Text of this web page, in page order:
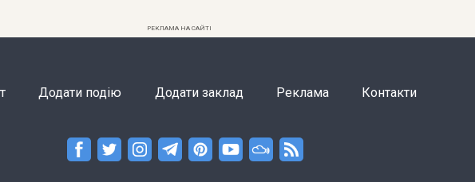
РЕКЛАМА НА САЙТІ
Додати подію Додати заклад Реклама Контакти